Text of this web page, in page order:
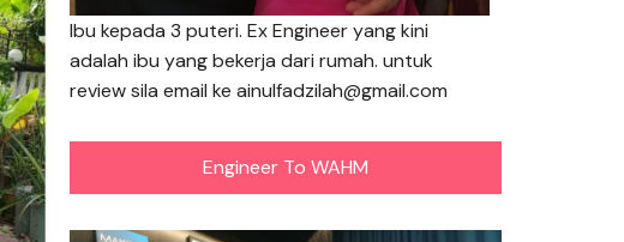
Ibu kepada 3 puteri. Ex Engineer yang kini
adalah ibu yang bekerja dari rumah. untuk
review sila email ke ainulfadzilah@gmail.com
Engineer To WAHM